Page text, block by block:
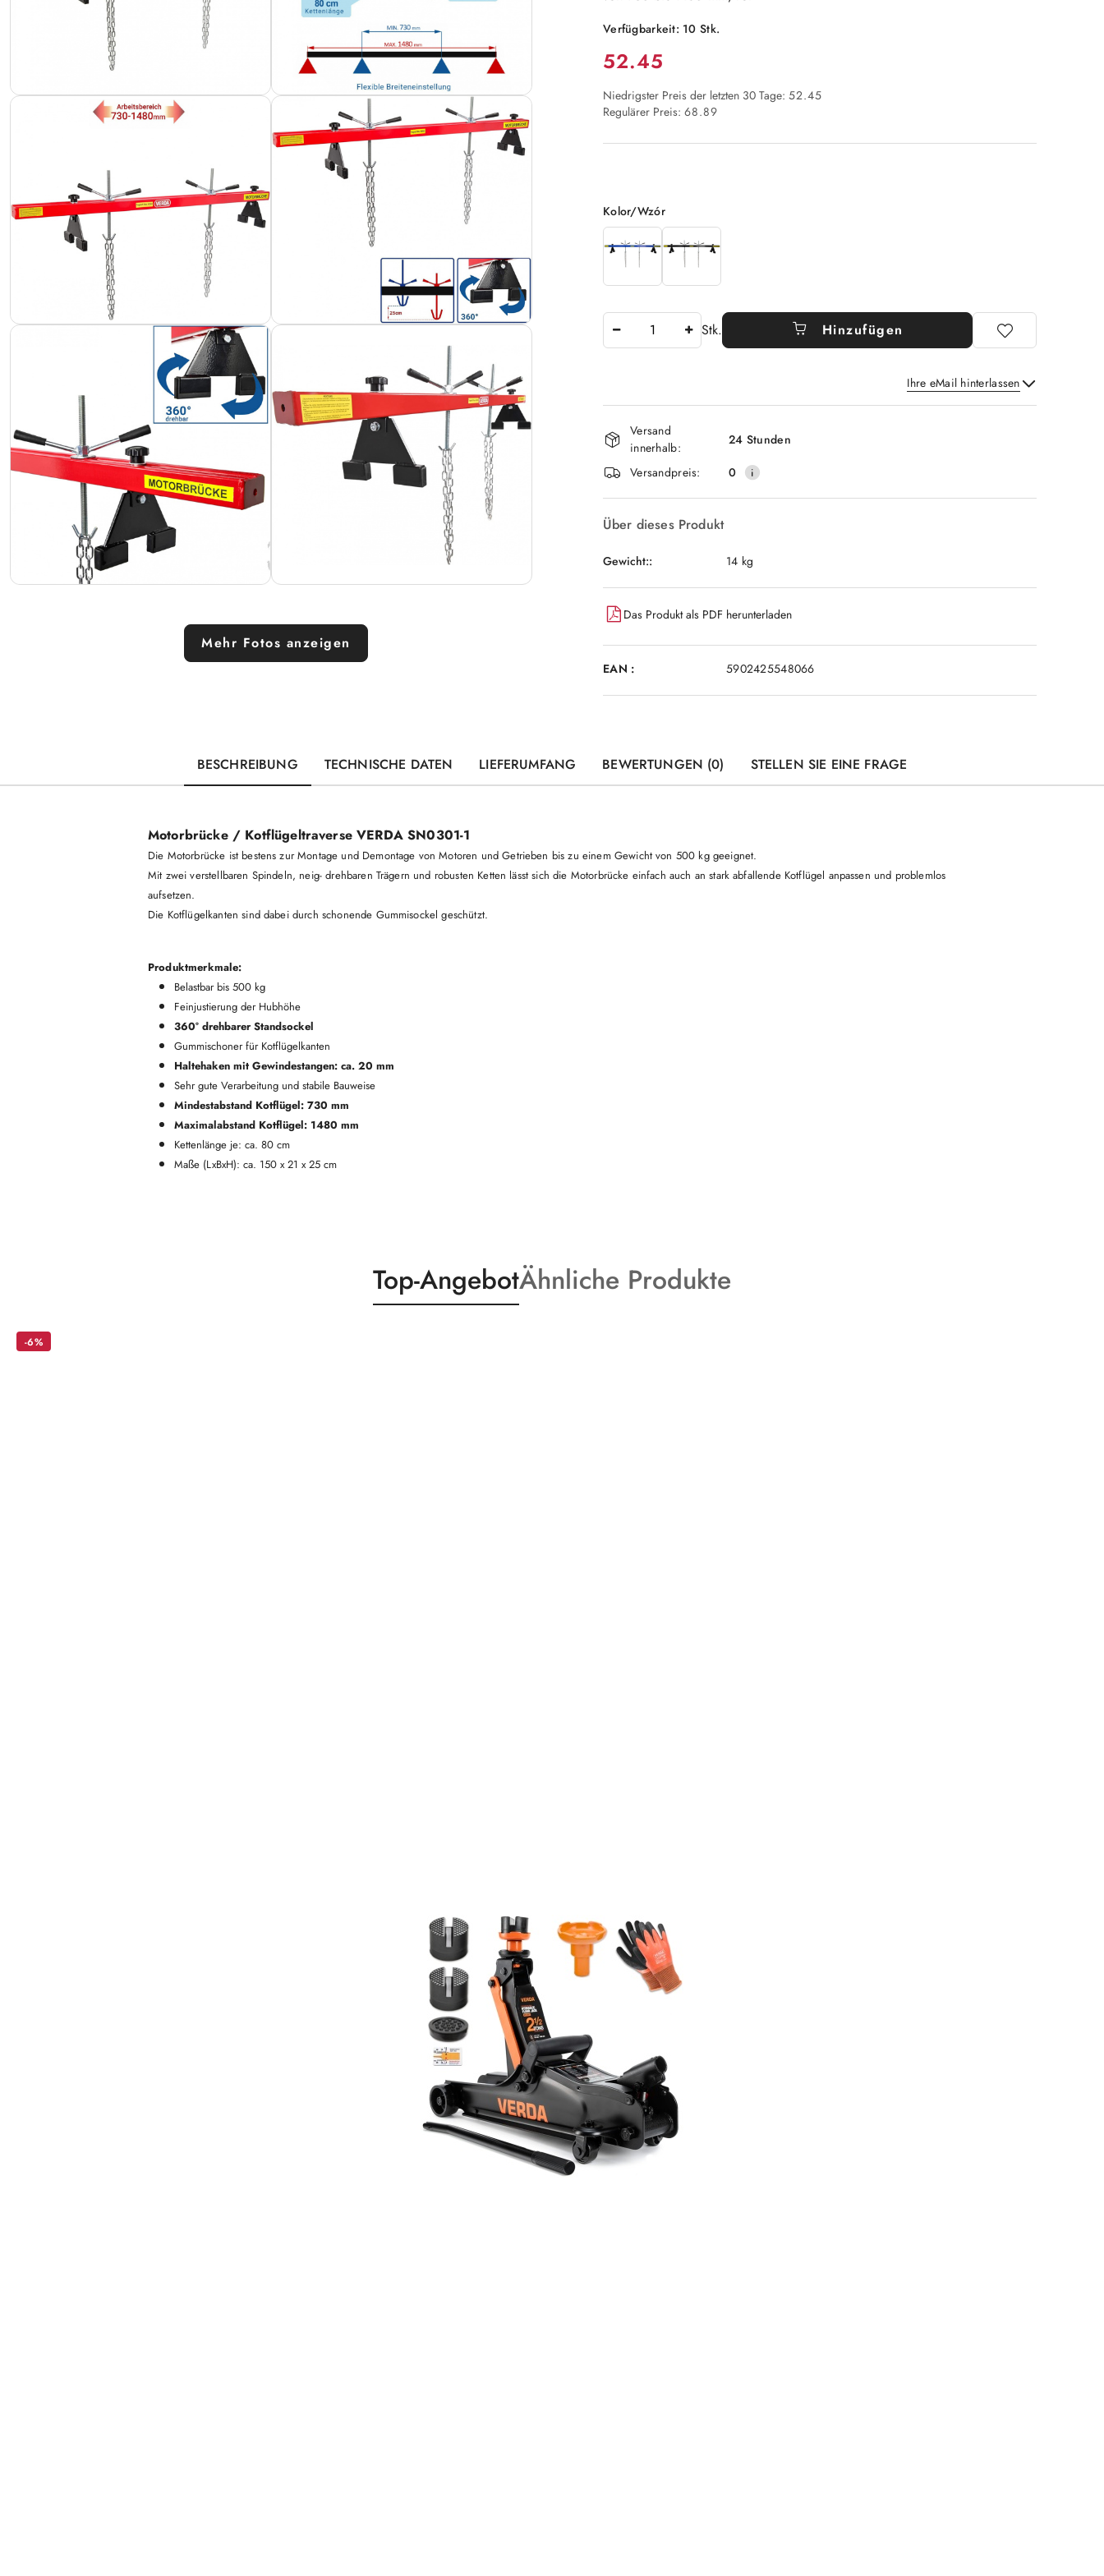
Mehr Fotos anzeigen
Verfügbarkeit: 10Stk.
Preis:
52.45
Niedrigster Preis der letzten 30 Tage: 52.45
Regulärer Preis: 68.89
Option
Kolor/Wzór
Stk. Hinzufügen
Ihre eMail hinterlassen
Senden
Verfügbarkeit
und
lieferung
Versand
innerhalb:
24 Stunden
Versandpreis:
0
Über dieses Produkt
Gewicht:: 14 kg
Das Produkt als PDF herunterladen
EAN : 5902425548066
BESCHREIBUNG TECHNISCHE DATEN LIEFERUMFANG BEWERTUNGEN (0) STELLEN SIE EINE FRAGE
Motorbrücke / Kotflügeltraverse VERDA SN0301-1
Die Motorbrücke ist bestens zur Montage und Demontage von Motoren und Getrieben bis zu einem Gewicht von 500 kg geeignet.
Mit zwei verstellbaren Spindeln, neig- drehbaren Trägern und robusten Ketten lässt sich die Motorbrücke einfach auch an stark abfallende Kotflügel anpassen und problemlos
aufsetzen.
Die Kotflügelkanten sind dabei durch schonende Gummisockel geschützt.
Produktmerkmale:
Belastbar bis 500 kg
Feinjustierung der Hubhöhe
360° drehbarer Standsockel
Gummischoner für Kotflügelkanten
Haltehaken mit Gewindestangen: ca. 20 mm
Sehr gute Verarbeitung und stabile Bauweise
Mindestabstand Kotflügel: 730 mm
Maximalabstand Kotflügel: 1480 mm
Kettenlänge je: ca. 80 cm
Maße (LxBxH): ca. 150 x 21 x 25 cm
Statusprodukte:
Top-AngebotStatusprodukte:
Ähnliche Produkte
-6%